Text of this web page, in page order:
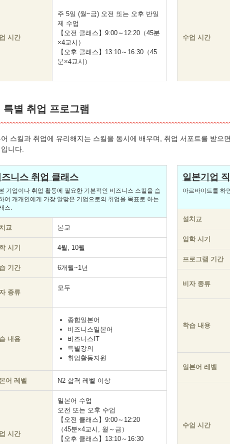
시간
주 5일 (월~금) 오전 또는 오후 반일
제 수업
【오전 클래스】9:00～12:20（45분
×4교시）
【오후 클래스】13:10～16:30（45
분×4교시）
수업 시간
특별 취업 프로그램
어 스킬과 취업에 유리해지는 스킬을 동시에 배우며, 취업 서포트를 받으
니다.
즈니스 취업 클래스
기업이나 취업 활동에 필요한 기본적인 비즈니스 스킬을 습
여 개개인에게 가장 알맞은 기업으로의 취업을 목표로 하는
스.
교 본교
시기 4월, 10월
기간 6개월~1년
종류
모두
내용
종합일본어
비즈니스일본어
비즈니스IT
특별강의
취업활동지원
어 레벨 N2 합격 레벨 이상
시간
일본어 수업
오전 또는 오후 수업
【오전 클래스】9:00～12:20
（45분×4교시, 월～금）
【오후 클래스】13:10～16:30
일본기업
아르바이트를 하
설치교
입학 시기
프로그램 기간
비자 종류
학습 내용
일본어 레벨
수업 시간